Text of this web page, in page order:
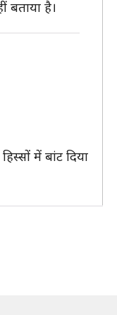
बताया है।
में बांट दिया